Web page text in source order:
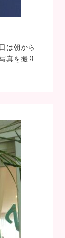
は朝から
真を撮り